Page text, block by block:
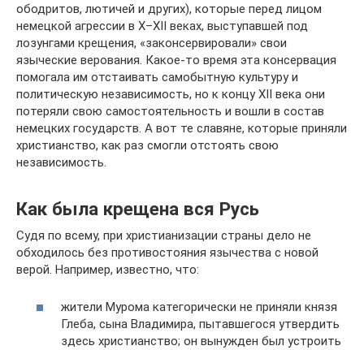
ободритов, лютичей и других), которые перед лицом
немецкой агрес­сии в X–XII веках, выступавшей под
лозунгами крещения, «законсер­ви­ровали» свои
языческие верования. Какое-то время эта консервация
помогала им отста­ивать самобытную культуру и
политическую независимость, но к концу XII века они
потеряли свою самостоятельность и вошли в состав
немецких государств. А вот те славяне, которые приняли
христианство, как раз смогли отстоять свою
независимость.
Как была крещена вся Русь
Судя по всему, при христианизации страны дело не
обходилось без противостояния язычества с новой
верой. Например, известно, что:
жители Мурома категорически не приняли князя
Глеба, сына Владимира, пытавшегося утвердить
здесь христианство; он вынужден был устроить